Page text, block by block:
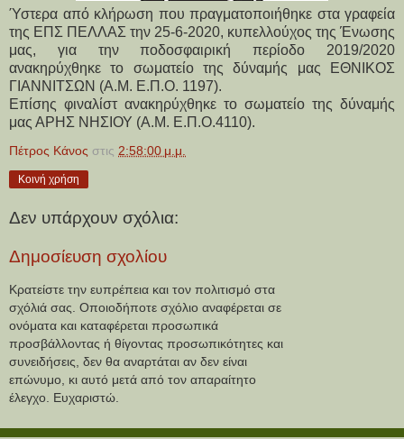
Ύστερα από κλήρωση που πραγματοποιήθηκε στα γραφεία
της ΕΠΣ ΠΕΛΛΑΣ την 25-6-2020, κυπελλούχος της Ένωσης
μας, για την ποδοσφαιρική περίοδο 2019/2020
ανακηρύχθηκε το σωματείο της δύναμής μας ΕΘΝΙΚΟΣ
ΓΙΑΝΝΙΤΣΩΝ (Α.Μ. Ε.Π.Ο. 1197).
Επίσης φιναλίστ ανακηρύχθηκε το σωματείο της δύναμής
μας ΑΡΗΣ ΝΗΣΙΟΥ (Α.Μ. Ε.Π.Ο.4110).
Πέτρος Κάνος στις 2:58:00 μ.μ.
Κοινή χρήση
Δεν υπάρχουν σχόλια:
Δημοσίευση σχολίου
Κρατείστε την ευπρέπεια και τον πολιτισμό στα
σχόλιά σας. Οποιοδήποτε σχόλιο αναφέρεται σε
ονόματα και καταφέρεται προσωπικά
προσβάλλοντας ή θίγοντας προσωπικότητες και
συνειδήσεις, δεν θα αναρτάται αν δεν είναι
επώνυμο, κι αυτό μετά από τον απαραίτητο
έλεγχο. Ευχαριστώ.